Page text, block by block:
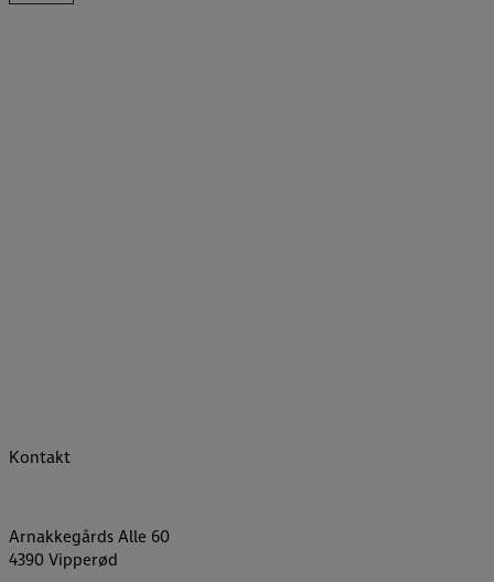
Kontakt
Arnakkegårds Alle 60
4390 Vipperød